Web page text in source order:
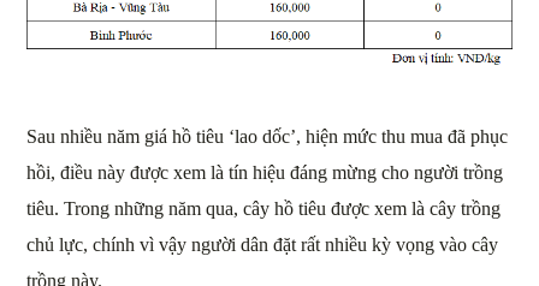
Sau nhiều năm giá hồ tiêu ‘lao dốc’, hiện mức thu mua đã phục
hồi, điều này được xem là tín hiệu đáng mừng cho người trồng
tiêu. Trong những năm qua, cây hồ tiêu được xem là cây trồng
chủ lực, chính vì vậy người dân đặt rất nhiều kỳ vọng vào cây
trồng này.